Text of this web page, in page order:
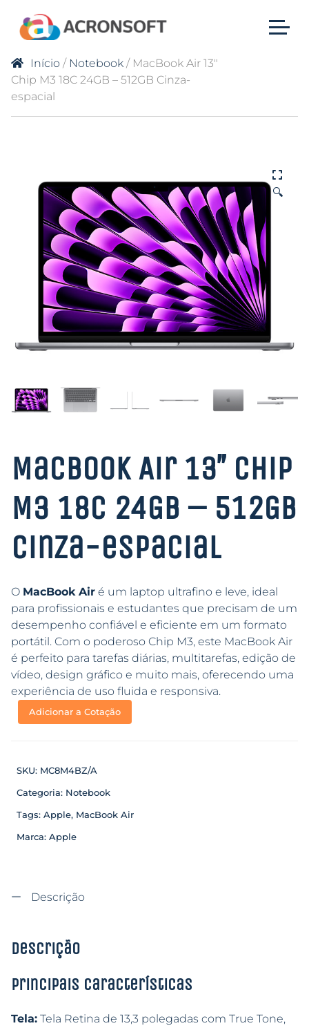
Início / Notebook / MacBook Air 13″
Chip M3 18C 24GB – 512GB Cinza-
espacial
🔍
MacBook Air 13″ Chip
M3 18C 24GB – 512GB
Cinza-espacial
O MacBook Air é um laptop ultrafino e leve, ideal
para profissionais e estudantes que precisam de um
desempenho confiável e eficiente em um formato
portátil. Com o poderoso Chip M3, este MacBook Air
é perfeito para tarefas diárias, multitarefas, edição de
vídeo, design gráfico e muito mais, oferecendo uma
experiência de uso fluida e responsiva.
Adicionar a Cotação
SKU: MC8M4BZ/A
Categoria: Notebook
Tags: Apple, MacBook Air
Marca: Apple
Descrição
Descrição
Principais características
Tela: Tela Retina de 13,3 polegadas com True Tone,